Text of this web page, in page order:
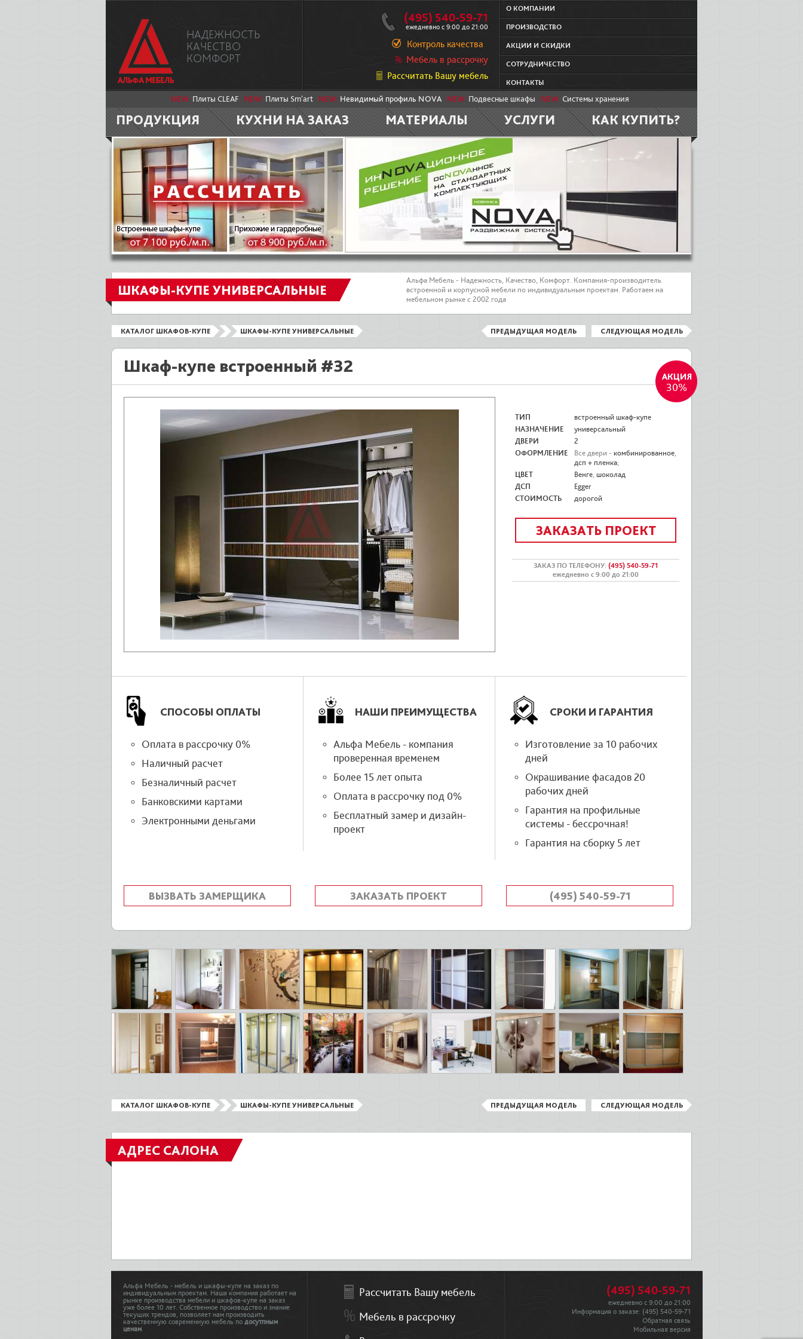
НАДЕЖНОСТЬ
КАЧЕСТВО
КОМФОРТ
(495) 540-59-71
ежедневно с 9:00 до 21:00
Контроль качества
Мебель в рассрочку
Рассчитать Вашу мебель
О КОМПАНИИ
ПРОИЗВОДСТВО
АКЦИИ И СКИДКИ
СОТРУДНИЧЕСТВО
КОНТАКТЫ
NEW: Плиты CLEAF NEW: Плиты Sm'art NEW: Невидимый профиль NOVA NEW: Подвесные шкафы NEW: Системы хранения
ПРОДУКЦИЯ КУХНИ НА ЗАКАЗ МАТЕРИАЛЫ УСЛУГИ КАК КУПИТЬ?
ШКАФЫ-КУПЕ УНИВЕРСАЛЬНЫЕ
Альфа Мебель - Надежность, Качество, Комфорт. Компания-производитель
встроенной и корпусной мебели по индивидуальным проектам. Работаем на
мебельном рынке с 2002 года
КАТАЛОГ ШКАФОВ-КУПЕ ШКАФЫ-КУПЕ УНИВЕРСАЛЬНЫЕ ПРЕДЫДУЩАЯ МОДЕЛЬ СЛЕДУЮЩАЯ МОДЕЛЬ
Шкаф-купе встроенный #32
ТИП
встроенный шкаф-купе
НАЗНАЧЕНИЕ
универсальный
ДВЕРИ
2
ОФОРМЛЕНИЕ
Все двери - комбинированное,
дсп + пленка;
ЦВЕТ
Венге, шоколад
ДСП
Egger
СТОИМОСТЬ
дорогой
ЗАКАЗАТЬ ПРОЕКТ
ЗАКАЗ ПО ТЕЛЕФОНУ: (495) 540-59-71
ежедневно с 9:00 до 21:00
30%
СПОСОБЫ ОПЛАТЫ
Оплата в рассрочку 0%
Наличный расчет
Безналичный расчет
Банковскими картами
Электронными деньгами
НАШИ ПРЕИМУЩЕСТВА
Альфа Мебель - компания
проверенная временем
Более 15 лет опыта
Оплата в рассрочку под 0%
Бесплатный замер и дизайн-
проект
СРОКИ И ГАРАНТИЯ
Изготовление за 10 рабочих
дней
Окрашивание фасадов 20
рабочих дней
Гарантия на профильные
системы - бессрочная!
Гарантия на сборку 5 лет
ВЫЗВАТЬ ЗАМЕРЩИКА ЗАКАЗАТЬ ПРОЕКТ (495) 540-59-71
КАТАЛОГ ШКАФОВ-КУПЕ ШКАФЫ-КУПЕ УНИВЕРСАЛЬНЫЕ ПРЕДЫДУЩАЯ МОДЕЛЬ СЛЕДУЮЩАЯ МОДЕЛЬ
АДРЕС САЛОНА
Альфа Мебель - мебель и шкафы-купе на заказ по
индивидуальным проектам. Наша компания работает на
рынке производства мебели и шкафов-купе на заказ
уже более 10 лет. Собственное производство и знание
текущих трендов, позволяет нам производить
качественную современную мебель по досутпным
ценам.
Рассчитать Вашу мебель
Мебель в рассрочку
(495) 540-59-71
ежедневно с 9:00 до 21:00
Информация о заказе: (495) 540-59-71
Обратная связь
Мобильная версия